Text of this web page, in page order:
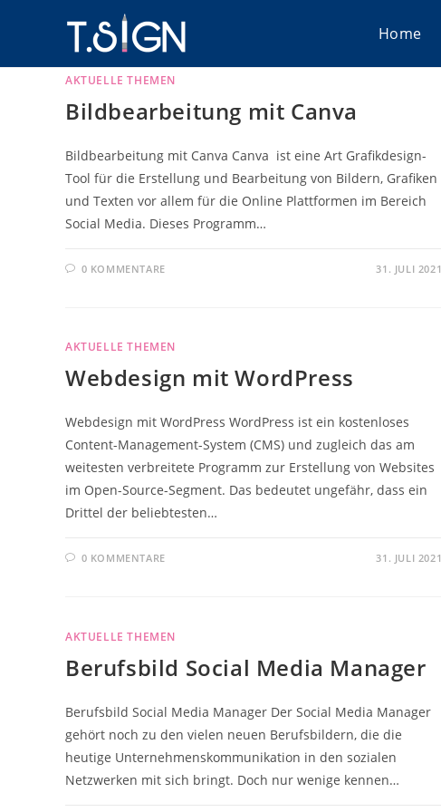
Home
AKTUELLE THEMEN
Bildbearbeitung mit Canva
Bildbearbeitung mit Canva Canva ist eine Art Grafikdesign-
Tool für die Erstellung und Bearbeitung von Bildern, Grafiken
und Texten vor allem für die Online Plattformen im Bereich
Social Media. Dieses Programm…
0 KOMMENTARE 31. JULI 2021
AKTUELLE THEMEN
Webdesign mit WordPress
Webdesign mit WordPress WordPress ist ein kostenloses
Content-Management-System (CMS) und zugleich das am
weitesten verbreitete Programm zur Erstellung von Websites
im Open-Source-Segment. Das bedeutet ungefähr, dass ein
Drittel der beliebtesten…
0 KOMMENTARE 31. JULI 2021
AKTUELLE THEMEN
Berufsbild Social Media Manager
Berufsbild Social Media Manager Der Social Media Manager
gehört noch zu den vielen neuen Berufsbildern, die die
heutige Unternehmenskommunikation in den sozialen
Netzwerken mit sich bringt. Doch nur wenige kennen…